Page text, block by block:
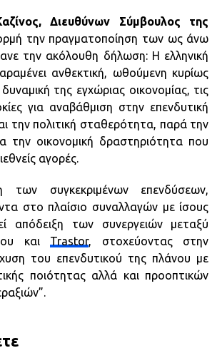
Διευθύνων Σύμβουλος της
την πραγματοποίηση των ως άνω
την ακόλουθη δήλωση: Η ελληνική
ανθεκτική, ωθούμενη κυρίως
της εγχώριας οικονομίας, τις
για αναβάθμιση στην επενδυτική
την πολιτική σταθερότητα, παρά την
την οικονομική δραστηριότητα που
αγορές.
των συγκεκριμένων επενδύσεων,
στο πλαίσιο συναλλαγών με ίσους
απόδειξη των συνεργειών μεταξύ
και Trastor, στοχεύοντας στην
του επενδυτικού της πλάνου με
ποιότητας αλλά και προοπτικών